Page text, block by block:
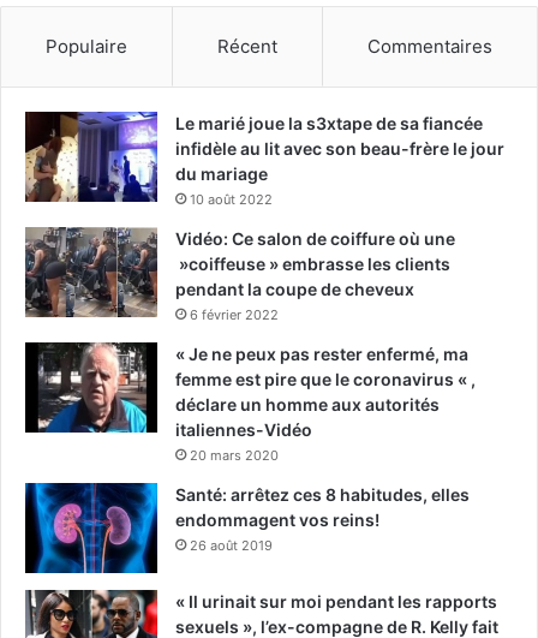
Populaire Récent Commentaires
Le marié joue la s3xtape de sa fiancée
infidèle au lit avec son beau-frère le jour
du mariage
10 août 2022
Vidéo: Ce salon de coiffure où une
»coiffeuse » embrasse les clients
pendant la coupe de cheveux
6 février 2022
« Je ne peux pas rester enfermé, ma
femme est pire que le coronavirus « ,
déclare un homme aux autorités
italiennes-Vidéo
20 mars 2020
Santé: arrêtez ces 8 habitudes, elles
endommagent vos reins!
26 août 2019
« Il urinait sur moi pendant les rapports
sexuels », l’ex-compagne de R. Kelly fait